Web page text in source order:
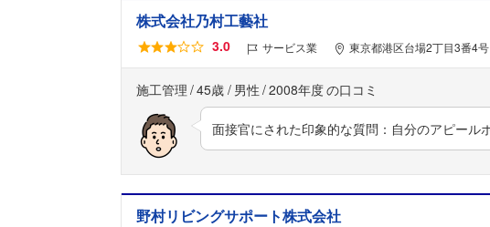
株式会社乃村工藝社
3.0 サービス業 東京都港区台場2丁目3番4号
施工管理 45歳 男性 2008年度
面接官にされた印象的な質問：自分のアピール
野村リビングサポート株式会社